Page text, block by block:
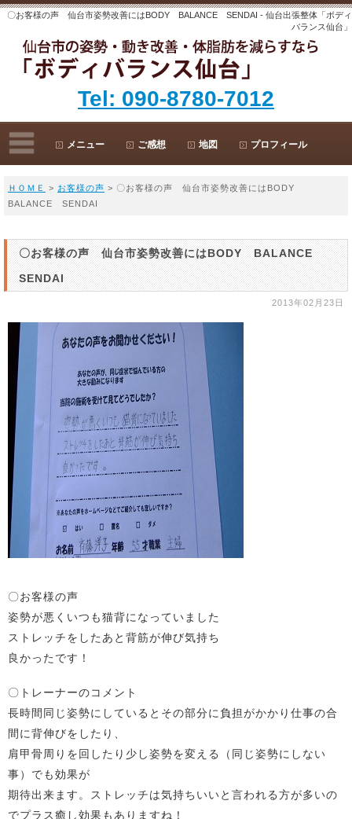
〇お客様の声 仙台市姿勢改善にはBODY BALANCE SENDAI - 仙台出張整体「ボディ
バランス仙台」
Tel: 090-8780-7012
メニュー ご感想 地図 プロフィール
ＨＯＭＥ > お客様の声 > 〇お客様の声 仙台市姿勢改善にはBODY
BALANCE SENDAI
〇お客様の声 仙台市姿勢改善にはBODY BALANCE
SENDAI
2013年02月23日
〇お客様の声
姿勢が悪くいつも猫背になっていました
ストレッチをしたあと背筋が伸び気持ち
良かったです！
〇トレーナーのコメント
長時間同じ姿勢にしているとその部分に負担がかかり仕事の合
間に背伸びをしたり、
肩甲骨周りを回したり少し姿勢を変える（同じ姿勢にしない
事）でも効果が
期待出来ます。ストレッチは気持ちいいと言われる方が多いの
でプラス癒し効果もありますね！